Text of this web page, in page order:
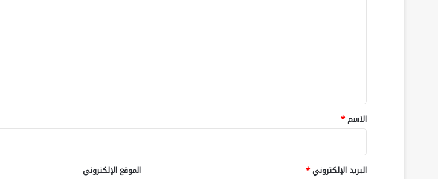
*
الاسم*
البريد الإلكتروني* الموقع الإلكتروني